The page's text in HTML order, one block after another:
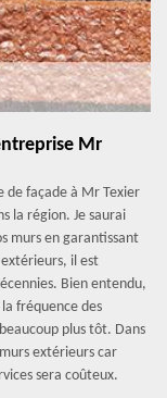
Mr
de façade à Mr Texier
la région. Je saurai
murs en garantissant
il est
Bien entendu,
fréquence des
plus tôt. Dans
extérieurs car
sera coûteux.